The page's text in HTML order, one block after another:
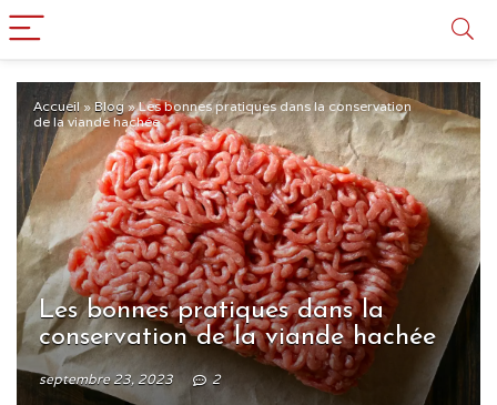
Accueil »Blog »Les bonnes pratiques dans la conservation
de la viande hachée
Les bonnes pratiques dans la
conservation de la viande hachée
septembre 23, 2023 2